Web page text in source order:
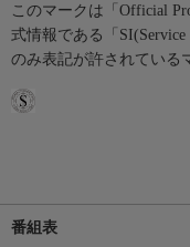
このマークは「Official
式情報である「
のみ表記が許されている
番組表